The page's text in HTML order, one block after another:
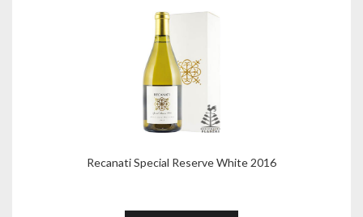
Recanati Special Reserve White 2016